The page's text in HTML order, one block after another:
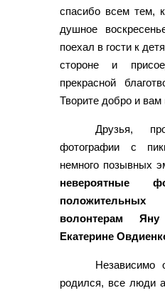
спасибо всем тем,
душное
поехал в гости к
стороне и
прекрасной
Творите добро и вам
Друзья,
фотографии с
немного позывных
волонтерам
Екатерине
Независимо
родился, все люди